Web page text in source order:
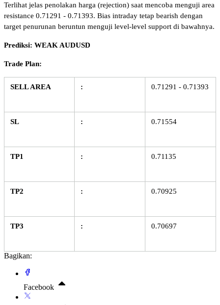
Terlihat jelas penolakan harga (rejection) saat mencoba menguji area
resistance 0.71291 - 0.71393. Bias intraday tetap bearish dengan
target penurunan beruntun menguji level-level support di bawahnya.
Prediksi: WEAK AUDUSD
Trade Plan:
SELL AREA : 0.71291 - 0.71393
SL : 0.71554
TP1 : 0.71135
TP2 : 0.70925
TP3 : 0.70697
Bagikan:
Facebook